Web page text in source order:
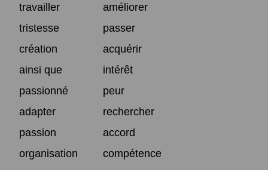
travailler
améliorer
tristesse
passer
création
acquérir
ainsi que
intérêt
passionné
peur
adapter
rechercher
passion
accord
organisation
compétence